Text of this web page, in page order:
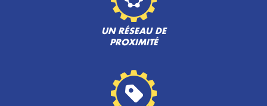
UN RÉSEAU DE
PROXIMITÉ